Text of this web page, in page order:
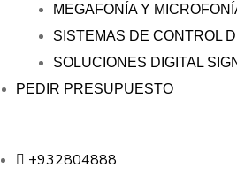
MEGAFONÍA Y
SISTEMAS DE CONTROL
SOLUCIONES DIGITAL
PEDIR PRESUPUESTO
+932804888